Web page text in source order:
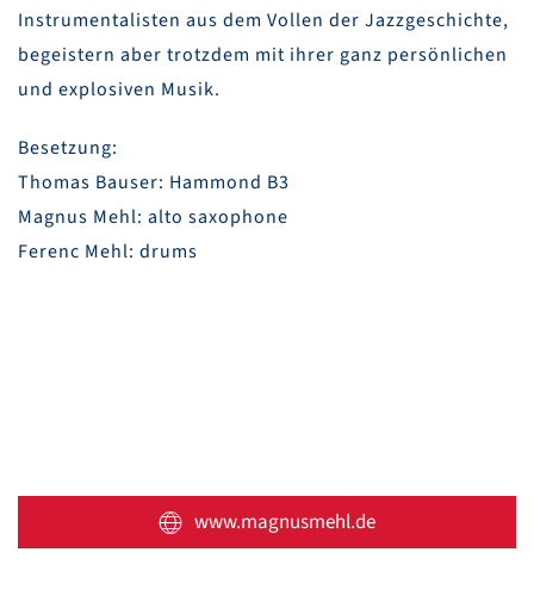
Instrumentalisten aus dem Vollen der Jazzgeschichte,
begeistern aber trotzdem mit ihrer ganz persönlichen
und explosiven Musik.
Besetzung:
Thomas Bauser: Hammond B3
Magnus Mehl: alto saxophone
Ferenc Mehl: drums
www.magnusmehl.de